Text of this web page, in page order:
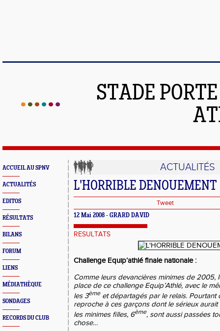
STADE
ACCUEIL AU SPNV
ACTUALITÉS
EDITOS
RÉSULTATS
BILANS
FORUM
LIENS
MÉDIATHÈQUE
SONDAGES
RECORDS DU CLUB
ACTUALITÉS
L'HORRIBLE DENOUEMENT
Tweet
12 Mai 2008 - GRARD DAVID
RESULTATS
Challenge Equip’athlé finale nationale :
Comme leurs devancières minimes de 2005,
place de ce challenge Equip’Athlé, avec le
les 3èmeet départagés par le relais. Pourtant
reproche à ces garçons dont le sérieux
les minimes filles, 6ème, sont aussi passées
chose…